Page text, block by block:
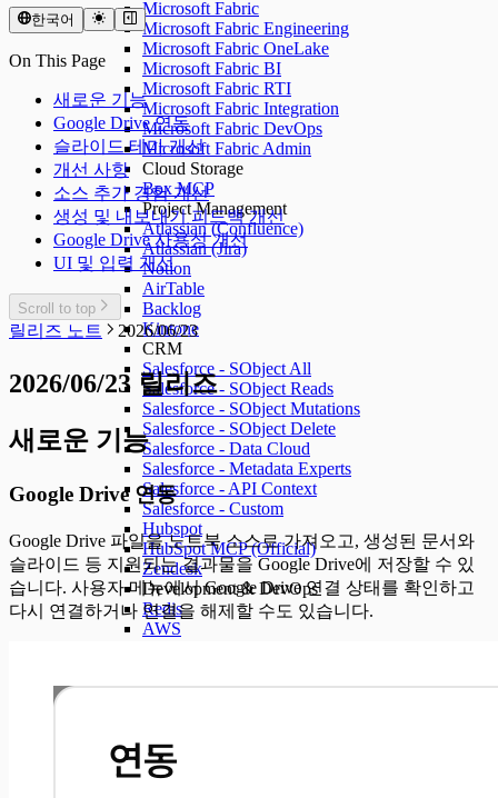
Microsoft Fabric
Microsoft Fabric Engineering
Microsoft Fabric OneLake
Microsoft Fabric BI
Microsoft Fabric RTI
Microsoft Fabric Integration
Microsoft Fabric DevOps
Microsoft Fabric Admin
Cloud Storage
Box MCP
Project Management
Atlassian (Confluence)
Atlassian (Jira)
Notion
AirTable
Backlog
Kintone
CRM
Salesforce - SObject All
Salesforce - SObject Reads
Salesforce - SObject Mutations
Salesforce - SObject Delete
Salesforce - Data Cloud
Salesforce - Metadata Experts
Salesforce - API Context
Salesforce - Custom
Hubspot
HubSpot MCP (Official)
Zendesk
Development & DevOps
Redis
AWS
Kubernetes
Terminal
Terminal Sandbox
한국어
On This Page
새로운 기능
Google Drive 연동
슬라이드 테마 개선
개선 사항
소스 추가 경험 개선
생성 및 내보내기 피드백 개선
Google Drive 사용성 개선
UI 및 입력 개선
Scroll to top
릴리즈 노트 2026/06/23
2026/06/23 릴리즈
새로운 기능
Google Drive 연동
Google Drive 파일을 노트북 소스로 가져오고, 생성된 문서와
슬라이드 등 지원되는 결과물을 Google Drive에 저장할 수 있
습니다. 사용자 메뉴에서 Google Drive 연결 상태를 확인하고
다시 연결하거나 연결을 해제할 수도 있습니다.